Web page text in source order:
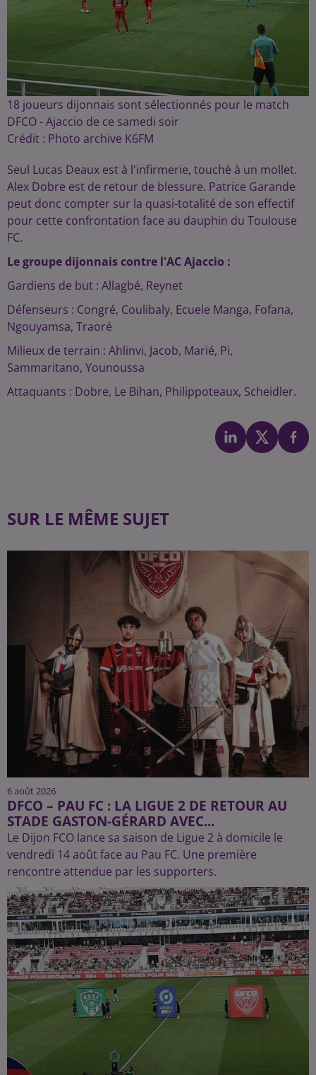
18 joueurs dijonnais sont sélectionnés pour le match
DFCO - Ajaccio de ce samedi soir
Crédit : Photo archive K6FM
Seul Lucas Deaux est à l'infirmerie, touchè à un mollet.
Alex Dobre est de retour de blessure. Patrice Garande
peut donc compter sur la quasi-totalité de son effectif
pour cette confrontation face au dauphin du Toulouse
FC.
Le groupe dijonnais contre l'AC Ajaccio :
Gardiens de but : Allagbé, Reynet
Défenseurs : Congré, Coulibaly, Ecuele Manga, Fofana,
Ngouyamsa, Traoré
Milieux de terrain : Ahlinvi, Jacob, Marié, Pi,
Sammaritano, Younoussa
Attaquants : Dobre, Le Bihan, Philippoteaux, Scheidler.
SUR LE MÊME SUJET
6 août 2026
DFCO – PAU FC : LA LIGUE 2 DE RETOUR AU
STADE GASTON-GÉRARD AVEC...
Le Dijon FCO lance sa saison de Ligue 2 à domicile le
vendredi 14 août face au Pau FC. Une première
rencontre attendue par les supporters.